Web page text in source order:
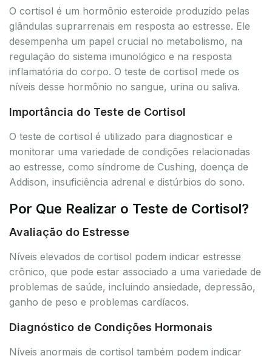
O cortisol é um hormônio esteroide produzido pelas
glândulas suprarrenais em resposta ao estresse. Ele
desempenha um papel crucial no metabolismo, na
regulação do sistema imunológico e na resposta
inflamatória do corpo. O teste de cortisol mede os
níveis desse hormônio no sangue, urina ou saliva.
Importância do Teste de Cortisol
O teste de cortisol é utilizado para diagnosticar e
monitorar uma variedade de condições relacionadas
ao estresse, como síndrome de Cushing, doença de
Addison, insuficiência adrenal e distúrbios do sono.
Por Que Realizar o Teste de Cortisol?
Avaliação do Estresse
Níveis elevados de cortisol podem indicar estresse
crônico, que pode estar associado a uma variedade de
problemas de saúde, incluindo ansiedade, depressão,
ganho de peso e problemas cardíacos.
Diagnóstico de Condições Hormonais
Níveis anormais de cortisol também podem indicar